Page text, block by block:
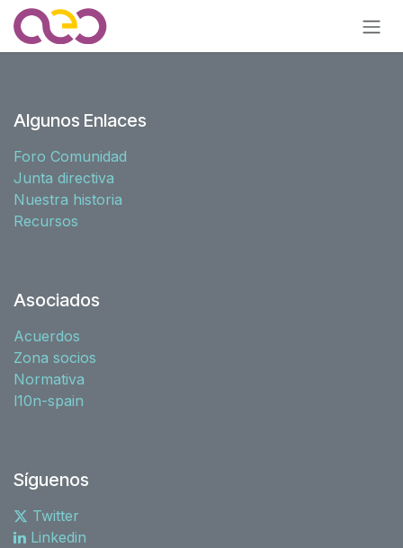
Ir al contenido
Algunos Enlaces
Foro Comunidad
Junta directiva
Nuestra historia
Recursos
Asociados
Acuerdos
Zona socios
Normativa
l10n-spain
Síguenos
Twitter
Linkedin